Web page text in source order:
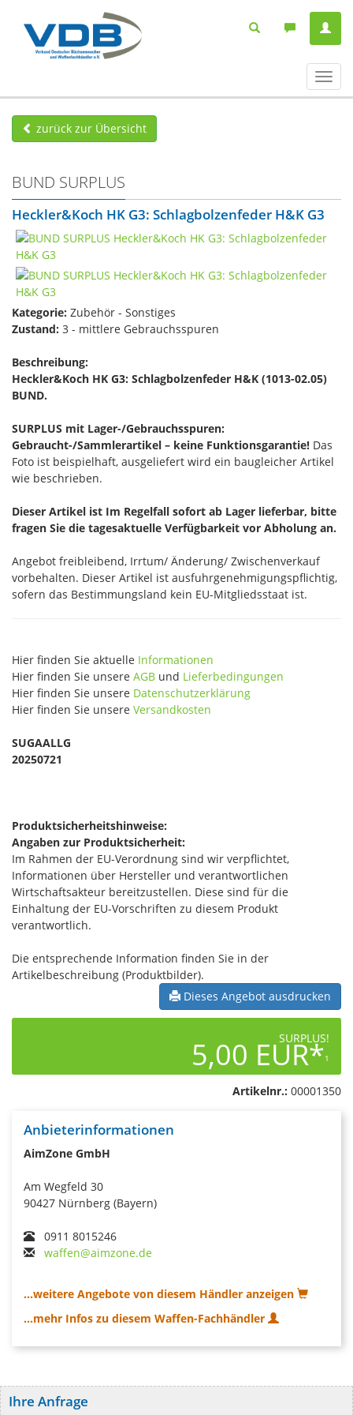
ein-/
zurück zur Übersicht
BUND SURPLUS
Heckler&Koch HK G3: Schlagbolzenfeder H&K G3
Kategorie: Zubehör - Sonstiges
Zustand: 3 - mittlere Gebrauchsspuren
Beschreibung:
Heckler&Koch HK G3: Schlagbolzenfeder H&K (1013-02.05)
BUND.
SURPLUS mit Lager-/Gebrauchsspuren:
Gebraucht-/Sammlerartikel – keine Funktionsgarantie! Das
Foto ist beispielhaft, ausgeliefert wird ein baugleicher Artikel
wie beschrieben.
Dieser Artikel ist Im Regelfall sofort ab Lager lieferbar, bitte
fragen Sie die tagesaktuelle Verfügbarkeit vor Abholung an.
Angebot freibleibend, Irrtum/ Änderung/ Zwischenverkauf
vorbehalten. Dieser Artikel ist ausfuhrgenehmigungspflichtig,
sofern das Bestimmungsland kein EU-Mitgliedsstaat ist.
Hier finden Sie aktuelle Informationen
Hier finden Sie unsere AGB und Lieferbedingungen
Hier finden Sie unsere Datenschutzerklärung
Hier finden Sie unsere Versandkosten
SUGAALLG
20250721
Produktsicherheitshinweise:
Angaben zur Produktsicherheit:
Im Rahmen der EU-Verordnung sind wir verpflichtet,
Informationen über Hersteller und verantwortlichen
Wirtschaftsakteur bereitzustellen. Diese sind für die
Einhaltung der EU-Vorschriften zu diesem Produkt
verantwortlich.
Die entsprechende Information finden Sie in der
Artikelbeschreibung (Produktbilder).
Dieses Angebot ausdrucken
SURPLUS!
5,00 EUR*1
Artikelnr.: 00001350
Anbieterinformationen
AimZone GmbH
Am Wegfeld 30
90427 Nürnberg (Bayern)
0911 8015246
waffen@aimzone.de
...weitere Angebote von diesem Händler anzeigen
...mehr Infos zu diesem Waffen-Fachhändler
Ihre Anfrage